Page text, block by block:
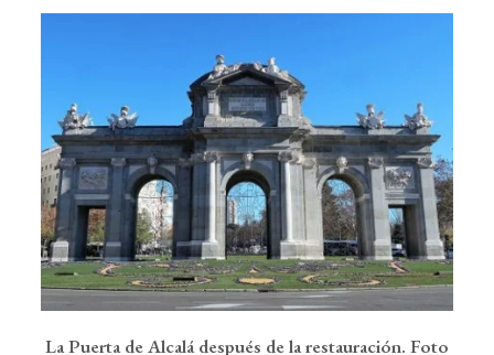
La Puerta de Alcalá después de la restauración. Foto